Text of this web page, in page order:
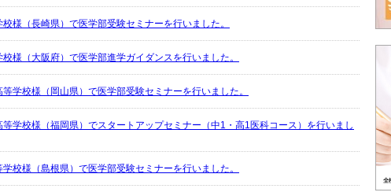
様（長崎県）で医学部受験セミナーを行いました。
様（大阪府）で医学部進学ガイダンスを行いました。
学校様（岡山県）で医学部受験セミナーを行いました。
等学校様（福岡県）でスタートアップセミナー（中1・高1医科コース）を行いまし
校様（島根県）で医学部受験セミナーを行いました。